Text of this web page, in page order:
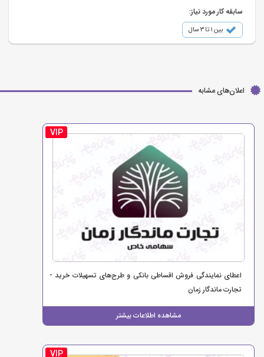
سابقه کار مورد نیاز:
بین ۱ تا ۳ سال
اعلان‌های مشابه
VIP
اعطای نمایندگی فروش اقساطی بانکی و طرح‌های تسهیلات خرید -
تجارت ماندگار زمان
مشاهده اطلاعات بیشتر
VIP